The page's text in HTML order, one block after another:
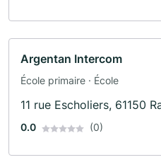
Argentan Intercom
École primaire · École
11 rue Escholiers, 61150
0.0 (0)